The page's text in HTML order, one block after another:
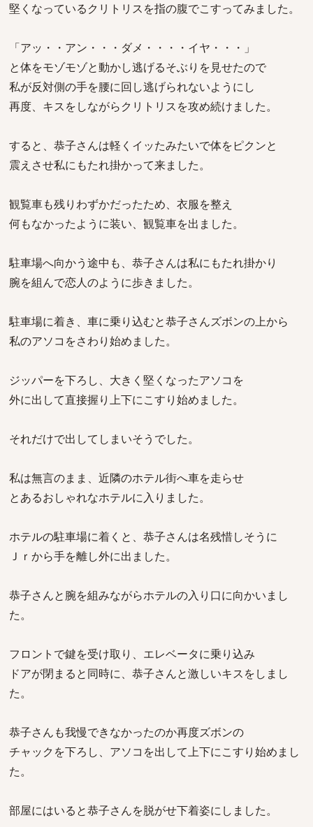
堅くなっているクリトリスを指の腹でこすってみました。
「アッ・・アン・・・ダメ・・・・イヤ・・・」
と体をモゾモゾと動かし逃げるそぶりを見せたので
私が反対側の手を腰に回し逃げられないようにし
再度、キスをしながらクリトリスを攻め続けました。
すると、恭子さんは軽くイッたみたいで体をピクンと
震えさせ私にもたれ掛かって来ました。
観覧車も残りわずかだったため、衣服を整え
何もなかったように装い、観覧車を出ました。
駐車場へ向かう途中も、恭子さんは私にもたれ掛かり
腕を組んで恋人のように歩きました。
駐車場に着き、車に乗り込むと恭子さんズボンの上から
私のアソコをさわり始めました。
ジッパーを下ろし、大きく堅くなったアソコを
外に出して直接握り上下にこすり始めました。
それだけで出してしまいそうでした。
私は無言のまま、近隣のホテル街へ車を走らせ
とあるおしゃれなホテルに入りました。
ホテルの駐車場に着くと、恭子さんは名残惜しそうに
Ｊｒから手を離し外に出ました。
恭子さんと腕を組みながらホテルの入り口に向かいまし
た。
フロントで鍵を受け取り、エレベータに乗り込み
ドアが閉まると同時に、恭子さんと激しいキスをしまし
た。
恭子さんも我慢できなかったのか再度ズボンの
チャックを下ろし、アソコを出して上下にこすり始めまし
た。
部屋にはいると恭子さんを脱がせ下着姿にしました。